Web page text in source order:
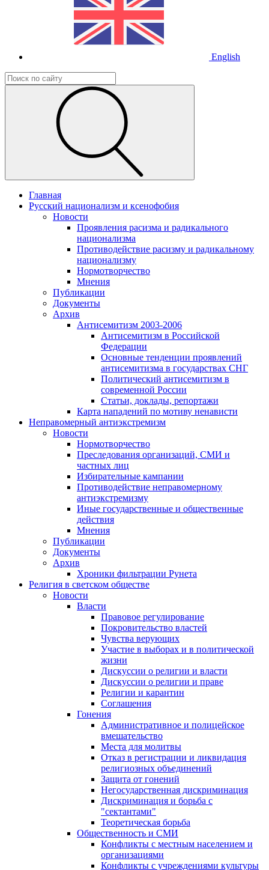
English
Главная
Русский национализм и ксенофобия
Новости
Проявления расизма и радикального
национализма
Противодействие расизму и радикальному
национализму
Нормотворчество
Мнения
Публикации
Документы
Архив
Антисемитизм 2003-2006
Антисемитизм в Российской
Федерации
Основные тенденции проявлений
антисемитизма в государствах СНГ
Политический антисемитизм в
современной России
Статьи, доклады, репортажи
Карта нападений по мотиву ненависти
Неправомерный антиэкстремизм
Новости
Нормотворчество
Преследования организаций, СМИ и
частных лиц
Избирательные кампании
Противодействие неправомерному
антиэкстремизму
Иные государственные и общественные
действия
Мнения
Публикации
Документы
Архив
Хроники фильтрации Рунета
Религия в светском обществе
Новости
Власти
Правовое регулирование
Покровительство властей
Чувства верующих
Участие в выборах и в политической
жизни
Дискуссии о религии и власти
Дискуссии о религии и праве
Религии и карантин
Соглашения
Гонения
Административное и полицейское
вмешательство
Места для молитвы
Отказ в регистрации и ликвидация
религиозных объединений
Защита от гонений
Негосударственная дискриминация
Дискриминация и борьба с
"сектантами"
Теоретическая борьба
Общественность и СМИ
Конфликты с местным населением и
организациями
Конфликты с учреждениями культуры